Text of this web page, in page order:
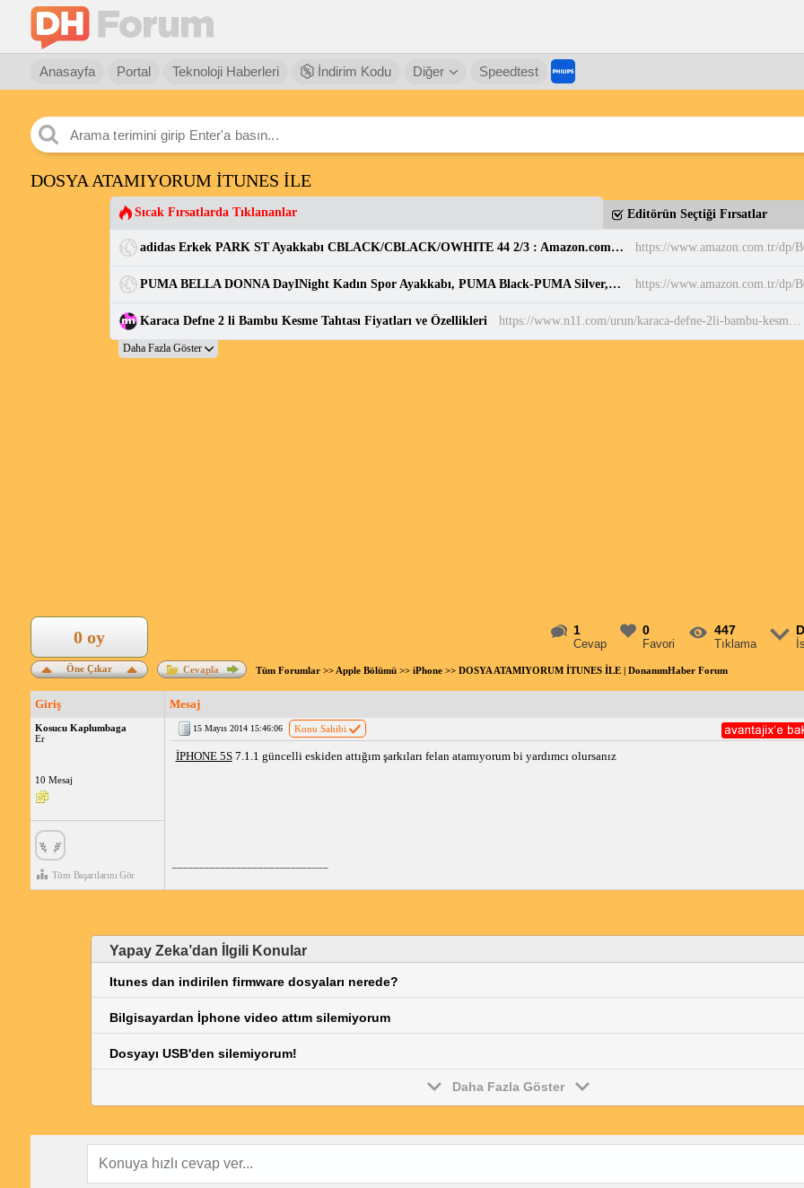
Anasayfa Portal Teknoloji Haberleri İndirim Kodu Diğer Speedtest
DOSYA ATAMIYORUM İTUNES İLE
Sıcak Fırsatlarda Tıklananlar Editörün Seçtiği Fırsatlar
adidas Erkek PARK ST Ayakkabı CBLACK/CBLACK/OWHITE 44 2/3 : Amazon.com.tr: Moda https://www.amazon.com.tr/dp/
PUMA BELLA DONNA DayINight Kadın Spor Ayakkabı, PUMA Black-PUMA Silver, 35.5 : Amazon.com.tr: Moda https://www.amazon.com.tr/dp/
Karaca Defne 2 li Bambu Kesme Tahtası Fiyatları ve Özellikleri https://www.n11.com/urun/karaca-defne-2li-bambu-kesme-tahtasi-29745023
1
Cevap
0
Favori
447
Tıklama
Öne Çıkar
0 oy
Cevapla Tüm Forumlar>> Apple Bölümü>> iPhone>> DOSYA ATAMIYORUM İTUNES İLE | DonanımHaber Forum
Giriş Mesaj
Kosucu Kaplumbaga
Er
10 Mesaj
Tüm Başarılarını Gör
15 Mayıs 2014 15:46:06 Konu Sahibi
İPHONE 5S7.1.1 güncelli eskiden attığım şarkıları felan atamıyorum bi yardımcı olursanız
Yapay Zeka’dan İlgili Konular
Itunes dan indirilen firmware dosyaları nerede?
Bilgisayardan İphone video attım silemiyorum
Dosyayı USB'den silemiyorum!
Daha Fazla Göster